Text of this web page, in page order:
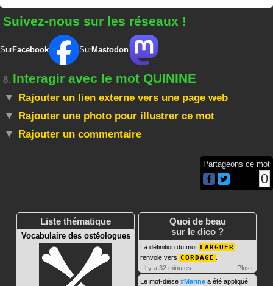
Suivez-nous sur les réseaux !
SurFacebook SurMastodon
8. Interagir avec le mot QUININE
Rajouter un lien externe vers une page web
Rajouter une photo pour illustrer ce mot
Rajouter un commentaire
Partageons ce mot
0
Liste thématique
Vocabulaire des ostéologues
Quoi de beau
sur le dico ?
La définition du mot LARGUER
renvoie vers CORDAGE
Il y a 32 minutes
Plus+
Le mot-dièse #Marine a été appliqué